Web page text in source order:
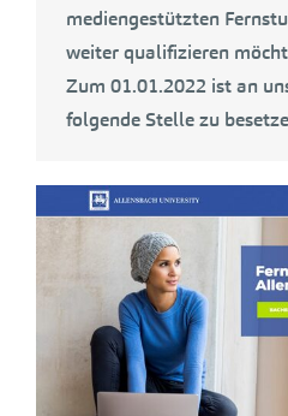
mediengestützten
weiter qualifizieren
Zum 01.01.2022 ist an
folgende Stelle zu